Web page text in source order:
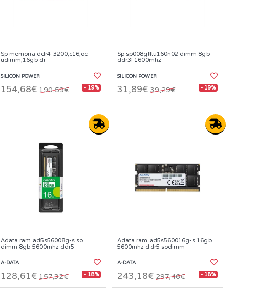
Sp memoria ddr4-3200,c16,oc-
udimm,16gb dr
SILICON POWER
154,68€ 190,59€ - 19%
Sp sp008glltu160n02 dimm 8gb
ddr3l 1600mhz
SILICON POWER
31,89€ 39,29€ - 19%
Adata ram ad5s56008g-s so
dimm 8gb 5600mhz ddr5
A-DATA
128,61€ 157,32€ - 18%
Adata ram ad5s560016g-s 16gb
5600mhz ddr5 sodimm
A-DATA
243,18€ 297,46€ - 18%